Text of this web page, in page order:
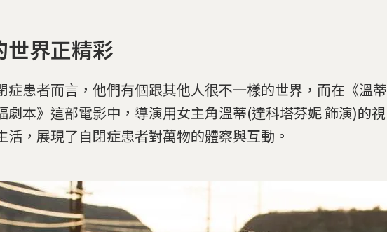
世界正精彩
症患者而言，他們有個跟其他人很不一樣的世界，而在《溫蒂
劇本》這部電影中，導演用女主角溫蒂(達科塔芬妮 飾演)的視
活，展現了自閉症患者對萬物的體察與互動。